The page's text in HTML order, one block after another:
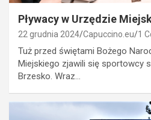
Pływacy w Urzędzie
22 grudnia 2024 Capuccino.eu 1
Tuż przed świętami Bożego
Miejskiego zjawili się sportowcy
Brzesko. Wraz…